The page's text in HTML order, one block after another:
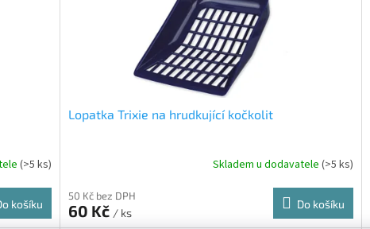
(>5 ks)
košíku
Lopatka Trixie na hrudkující kočkolit
Skladem u dodavatele (>5 ks)
50 Kč bez DPH
60 Kč / ks
Do košíku